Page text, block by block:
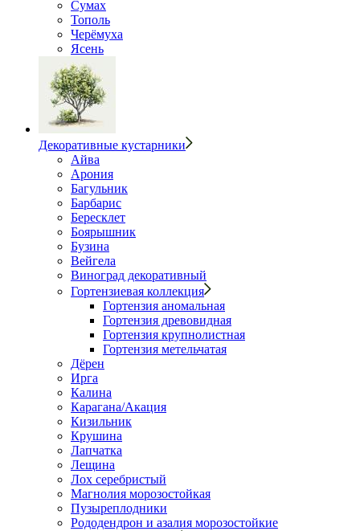
Сумах
Тополь
Черёмуха
Ясень
Декоративные кустарники
Айва
Арония
Багульник
Барбарис
Бересклет
Боярышник
Бузина
Вейгела
Виноград декоративный
Гортензиевая коллекция
Гортензия аномальная
Гортензия древовидная
Гортензия крупнолистная
Гортензия метельчатая
Дёрен
Ирга
Калина
Карагана/Акация
Кизильник
Крушина
Лапчатка
Лещина
Лох серебристый
Магнолия морозостойкая
Пузыреплодники
Рододендрон и азалия морозостойкие